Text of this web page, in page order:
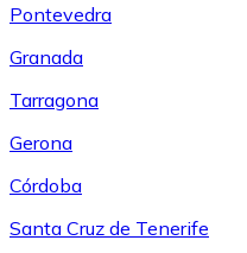
Pontevedra
Granada
Tarragona
Gerona
Córdoba
Santa Cruz de Tenerife